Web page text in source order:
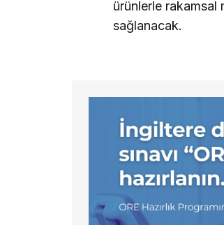
ürünlerle
sağlanacak.